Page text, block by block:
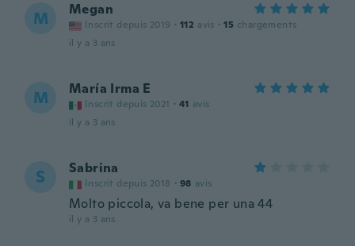
M Megan
Inscrit depuis 2019 · 112 avis · 15 chargements
il y a 3 ans
M María Irma E
Inscrit depuis 2021 · 41 avis
il y a 3 ans
S Sabrina
Inscrit depuis 2018 · 98 avis
Molto piccola, va bene per una 44
il y a 3 ans